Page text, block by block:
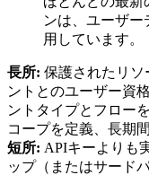
ンは、ユーザー
用しています。
長所: 保護されたリソ
ントとのユーザー資
ントタイプとフロー
コープを定義、長期
短所: APIキーよりも
ップ（またはサード